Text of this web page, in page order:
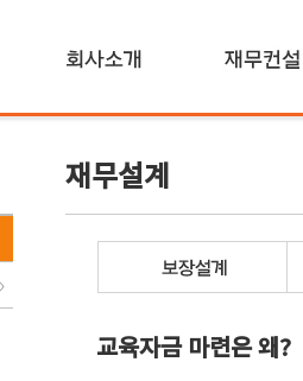
재무설계
교육자금 마련은 왜?